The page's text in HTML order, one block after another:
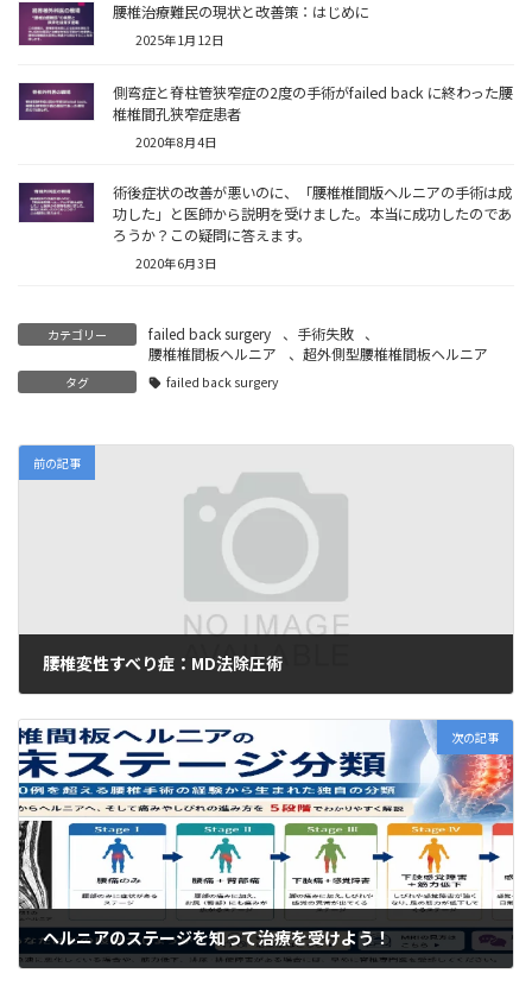
腰椎治療難民の現状と改善策：はじめに
2025年1月12日
側弯症と脊柱管狭窄症の2度の手術がfailed back に終わった腰
椎椎間孔狭窄症患者
2020年8月4日
術後症状の改善が悪いのに、「腰椎椎間版ヘルニアの手術は成
功した」と医師から説明を受けました。本当に成功したのであ
ろうか？この疑問に答えます。
2020年6月3日
カテゴリー failed back surgery 、 手術失敗
、
腰椎椎間板ヘルニア
、 超外側型腰椎椎間板ヘルニア
タグ failed back surgery
前の記事
腰椎変性すべり症：MD法除圧術
次の記事
ヘルニアのステージを知って治療を受けよう！